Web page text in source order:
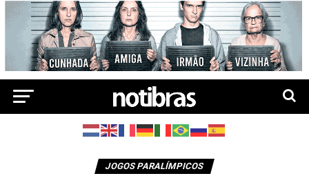
JOGOS PARALÍMPICOS